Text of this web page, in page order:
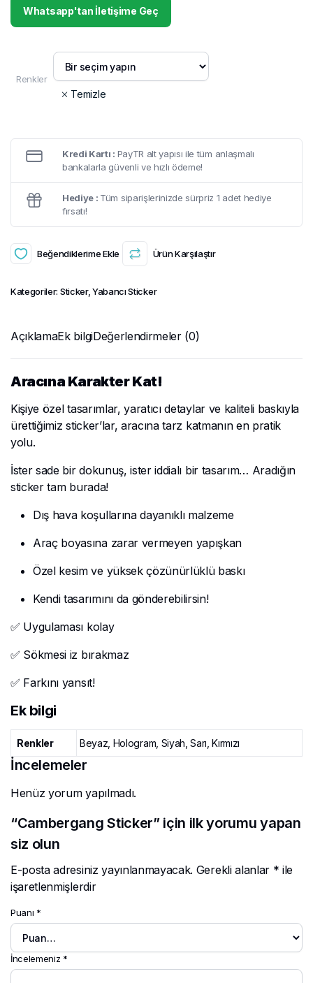
Whatsapp'tan İletişime Geç
Renkler
Temizle
Kredi Kartı : PayTR alt yapısı ile tüm anlaşmalı
bankalarla güvenli ve hızlı ödeme!
Hediye : Tüm siparişlerinizde sürpriz 1 adet hediye
fırsatı!
Beğendiklerime Ekle Ürün Karşılaştır
Kategoriler: Sticker,Yabancı Sticker
AçıklamaEk bilgiDeğerlendirmeler (0)
Aracına Karakter Kat!
Kişiye özel tasarımlar, yaratıcı detaylar ve kaliteli baskıyla
ürettiğimiz sticker’lar, aracına tarz katmanın en pratik
yolu.
İster sade bir dokunuş, ister iddialı bir tasarım… Aradığın
sticker tam burada!
Dış hava koşullarına dayanıklı malzeme
Araç boyasına zarar vermeyen yapışkan
Özel kesim ve yüksek çözünürlüklü baskı
Kendi tasarımını da gönderebilirsin!
✅ Uygulaması kolay
✅ Sökmesi iz bırakmaz
✅ Farkını yansıt!
Ek bilgi
Renkler Beyaz, Hologram, Siyah, Sarı, Kırmızı
İncelemeler
Henüz yorum yapılmadı.
“Cambergang Sticker” için ilk yorumu yapan
siz olun
E-posta adresiniz yayınlanmayacak. Gerekli alanlar * ile
işaretlenmişlerdir
Puanı *
İncelemeniz *